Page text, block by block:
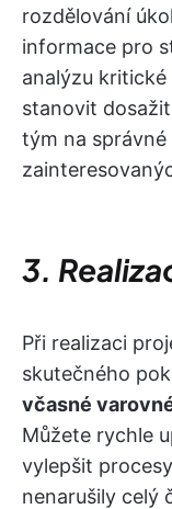
rozdělování
informace pro
analýzu
stanovit
tým na
3.
Při realizaci
skutečného
včasné
Můžete rychle
vylepšit
nenarušily celý